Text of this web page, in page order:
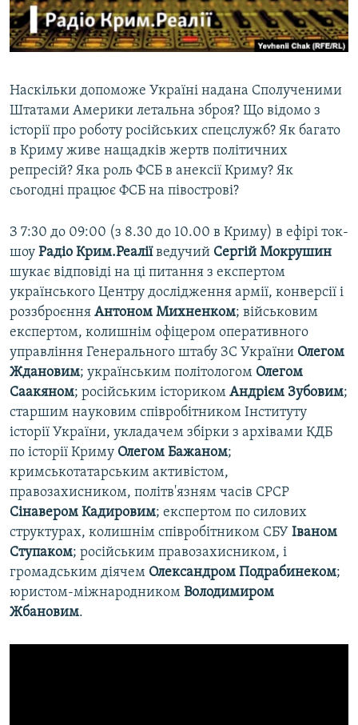
ВІДЕОУРОКИ «ELIFBE»
СВІДЧЕННЯ ОКУПАЦІЇ
Русский
Qırımtatar
Усі сайти RFE/RL
Наскільки допоможе Україні надана Сполученими
Штатами Америки летальна зброя? Що відомо з
історії про роботу російських спецслужб? Як багато
в Криму живе нащадків жертв політичних
репресій? Яка роль ФСБ в анексії Криму? Як
сьогодні працює ФСБ на півострові?
З 7:30 до 09:00 (з 8.30 до 10.00 в Криму) в ефірі ток-
шоу Радіо Крим.Реаліїведучий Сергій Мокрушин
шукає відповіді на ці питання з експертом
українського Центру дослідження армії, конверсії і
роззброєння Антоном Михненком; військовим
експертом, колишнім офіцером оперативного
управління Генерального штабу ЗС України Олегом
Ждановим; українським політологом Олегом
Саакяном; російським істориком Андрієм Зубовим;
старшим науковим співробітником Інституту
історії України, укладачем збірки з архівами КДБ
по історії Криму Олегом Бажаном;
кримськотатарським активістом,
правозахисником, політв'язням часів СРСР
Сінавером Кадировим; експертом по силових
структурах, колишнім співробітником СБУ Іваном
Ступаком; російським правозахисником, і
громадським діячем Олександром Подрабинеком;
юристом-міжнародником Володимиром
Жбановим.